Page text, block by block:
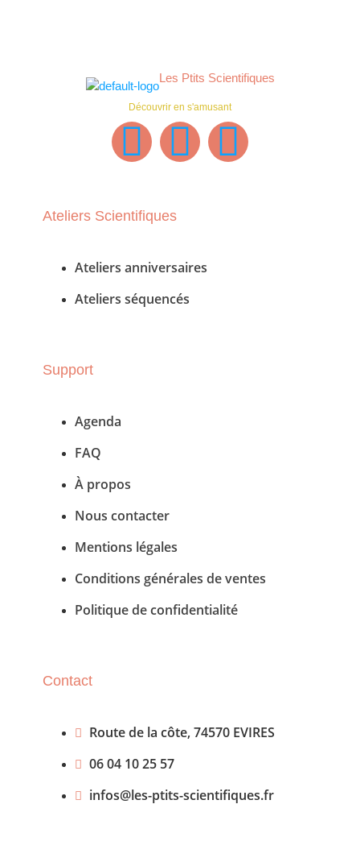
Les Ptits Scientifiques
Découvrir en s'amusant
Ateliers Scientifiques
Ateliers anniversaires
Ateliers séquencés
Support
Agenda
FAQ
À propos
Nous contacter
Mentions légales
Conditions générales de ventes
Politique de confidentialité
Contact
Route de la côte, 74570 EVIRES​
06 04 10 25 57​
infos@les-ptits-scientifiques.fr​